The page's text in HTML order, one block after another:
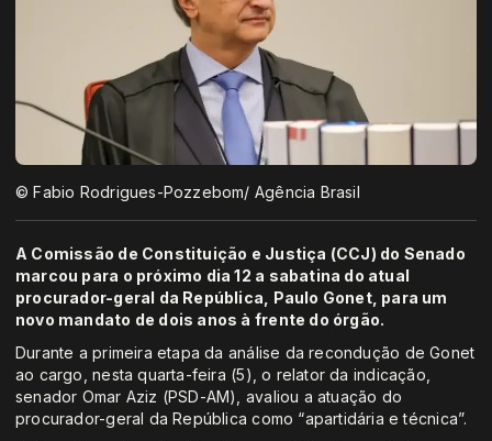
© Fabio Rodrigues-Pozzebom/ Agência Brasil
A Comissão de Constituição e Justiça (CCJ) do Senado
marcou para o próximo dia 12 a sabatina do atual
procurador-geral da República, Paulo Gonet, para um
novo mandato de dois anos à frente do órgão.
Durante a primeira etapa da análise da recondução de Gonet
ao cargo, nesta quarta-feira (5), o relator da indicação,
senador Omar Aziz (PSD-AM), avaliou a atuação do
procurador-geral da República como “apartidária e técnica”.